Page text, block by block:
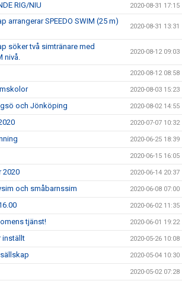
RIG/NIU 2020-08-31 17:15
arrangerar SPEEDO SWIM (25 m)
2020-08-31 13:31
söker två simtränare med
nivå.
2020-08-12 09:03
2020-08-12 08:58
2020-08-03 15:23
och Jönköping 2020-08-02 14:55
2020-07-07 10:32
2020-06-25 18:39
2020-06-15 16:05
2020 2020-06-14 20:37
och småbarnssim 2020-06-08 07:00
2020-06-02 11:35
tjänst! 2020-06-01 19:22
inställt 2020-05-26 10:08
2020-05-04 10:30
2020-05-02 07:28